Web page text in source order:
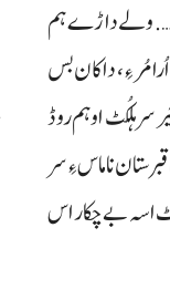
ولے داڑے ہم
مُر ءِ، داکان بس
ہلکُٹ او ہم روڈ
نا ماس ءِ سر
اسہ بے چکار اس